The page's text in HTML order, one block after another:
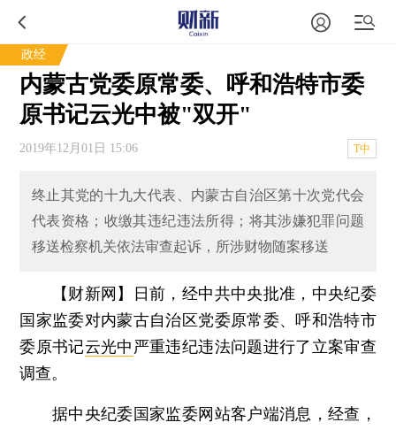
政经
内蒙古党委原常委、呼和浩特市委
原书记云光中被"双开"
2019年12月01日 15:06 T中
终止其党的十九大代表、内蒙古自治区第十次党代会
代表资格；收缴其违纪违法所得；将其涉嫌犯罪问题
移送检察机关依法审查起诉，所涉财物随案移送
【财新网】
日前，经中共中央批准，中央纪委
国家监委对内蒙古自治区党委原常委、呼和浩特市
委原书记云光中 严重违纪违法问题进行了立案审查
调查。
据中央纪委国家监委网站客户端消息，经查，